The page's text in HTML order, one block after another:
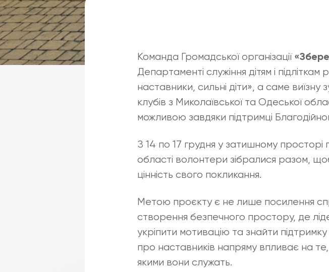
Команда Громадської організації
Департаменті служіння дітям і
наставники, сильні діти», а саме виїзну
клубів з Миколаївської та Одеської
можливою завдяки підтримці
З 14 по 17 грудня у затишному
області волонтери зібралися разом,
цінність свого покликання.
Метою проєкту є не лише посилення
створення безпечного простору, де
укріпити мотивацію та знайти
про наставників напряму впливає на те,
якими вони служать.